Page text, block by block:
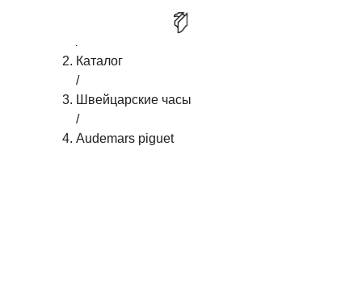
PATEK PHILLIPE GONDOLO VINTAGE
Каталог
/
Швейцарские часы
/
Audemars piguet